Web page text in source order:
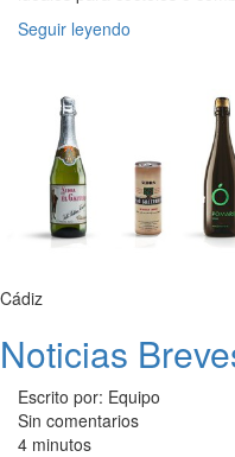
Seguir leyendo
Cádiz
Noticias
Escrito por: Equipo
Sin comentarios
4 minutos